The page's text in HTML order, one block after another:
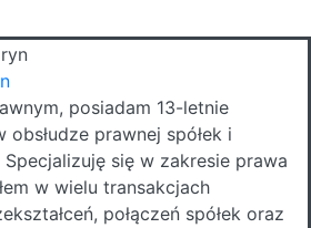
posiadam 13-letnie
prawnej spółek i
się w zakresie prawa
w wielu transakcjach
połączeń spółek oraz